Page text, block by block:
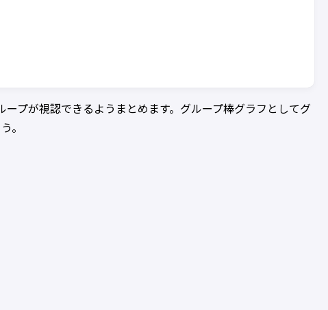
プが視認できるようまとめます。グループ棒グラフとしてグ
。